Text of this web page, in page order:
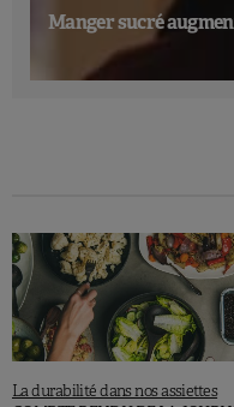
Manger sucré
La durabilité dans nos assiettes